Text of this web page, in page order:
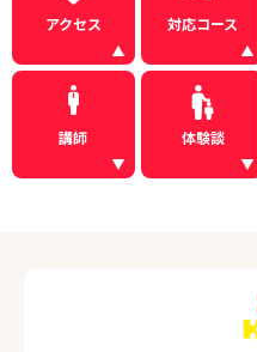
アクセス 対応コース
講師 体験談